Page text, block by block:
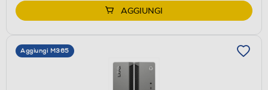
AGGIUNGI
Aggiungi M365